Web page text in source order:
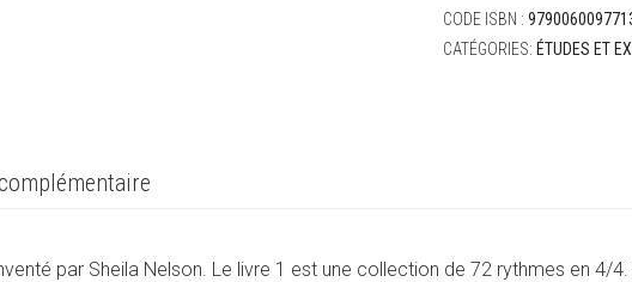
1-
CODE ISBN :
CATÉGORIES: ÉTUDES ET
par Sheila Nelson. Le livre 1 est une collection de 72 rythmes en 4/4.